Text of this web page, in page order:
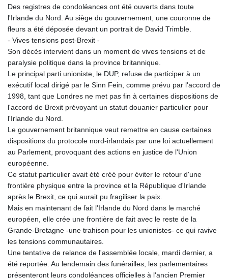
Des registres de condoléances ont été ouverts dans toute
l'Irlande du Nord. Au siège du gouvernement, une couronne de
fleurs a été déposée devant un portrait de David Trimble.
- Vives tensions post-Brexit -
Son décès intervient dans un moment de vives tensions et de
paralysie politique dans la province britannique.
Le principal parti unioniste, le DUP, refuse de participer à un
exécutif local dirigé par le Sinn Fein, comme prévu par l'accord de
1998, tant que Londres ne met pas fin à certaines dispositions de
l'accord de Brexit prévoyant un statut douanier particulier pour
l'Irlande du Nord.
Le gouvernement britannique veut remettre en cause certaines
dispositions du protocole nord-irlandais par une loi actuellement
au Parlement, provoquant des actions en justice de l'Union
européenne.
Ce statut particulier avait été créé pour éviter le retour d'une
frontière physique entre la province et la République d'Irlande
après le Brexit, ce qui aurait pu fragiliser la paix.
Mais en maintenant de fait l'Irlande du Nord dans le marché
européen, elle crée une frontière de fait avec le reste de la
Grande-Bretagne -une trahison pour les unionistes- ce qui ravive
les tensions communautaires.
Une tentative de relance de l'assemblée locale, mardi dernier, a
été reportée. Au lendemain des funérailles, les parlementaires
présenteront leurs condoléances officielles à l'ancien Premier